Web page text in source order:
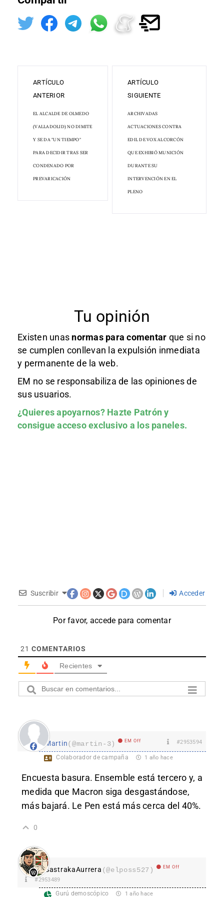
ARTÍCULO
ANTERIOR
EL ALCALDE DE OLMEDO
(VALLADOLID) NO DIMITE
Y SE DA "UN TIEMPO"
PARA DECIDIR TRAS SER
CONDENADO POR
PREVARICACIÓN
ARTÍCULO
SIGUIENTE
ARCHIVADAS
ACTUACIONES CONTRA
EDIL DE VOX ALCORCÓN
QUE EXHIBIÓ MUNICIÓN
DURANTE SU
INTERVENCIÓN EN EL
PLENO
Tu opinión
Existen unas normas para comentar que si no
se cumplen conllevan la expulsión inmediata
y permanente de la web.
EM no se responsabiliza de las opiniones de
sus usuarios.
¿Quieres apoyarnos? Hazte Patróny
consigue acceso exclusivo a los paneles.
Suscribir Acceder
Por favor, accede para comentar
21 COMENTARIOS
Recientes
Martin(@martin-3) EM Off #2953594
Colaborador de campaña 1 año hace
Encuesta basura. Ensemble está tercero y, a
medida que Macron siga desgastándose,
más bajará. Le Pen está más cerca del 40%.
0
SastrakaAurrera (@elposs527) EM Off
#2953489
Gurú demoscópico 1 año hace